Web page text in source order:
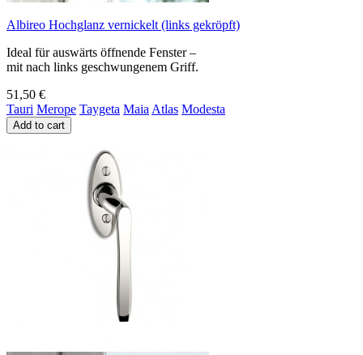
Albireo Hochglanz vernickelt (links gekröpft)
Ideal für auswärts öffnende Fenster –
mit nach links geschwungenem Griff.
51,50 €
Tauri Merope Taygeta Maia Atlas Modesta
Add to cart